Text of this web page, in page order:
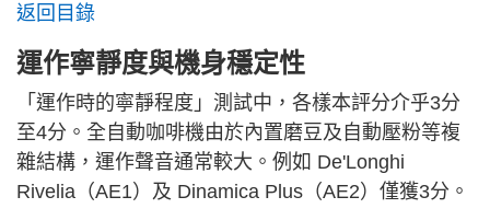
返回目錄
運作寧靜度與機身穩定性
「運作時的寧靜程度」測試中，各樣本評分介乎3分
至4分。全自動咖啡機由於內置磨豆及自動壓粉等複
雜結構，運作聲音通常較大。例如 De'Longhi
Rivelia（AE1）及 Dinamica Plus（AE2）僅獲3分。